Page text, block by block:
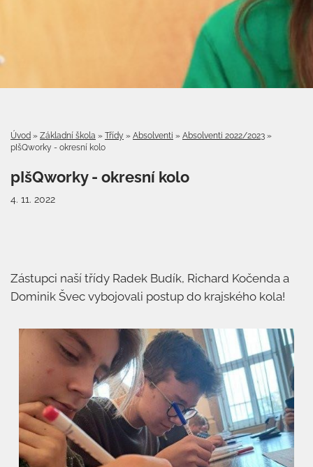
Úvod » Základní škola » Třídy » Absolventi » Absolventi 2022/2023 »
pIšQworky - okresní kolo
pIšQworky - okresní kolo
4. 11. 2022
Zástupci naší třídy Radek Budík, Richard Kočenda a
Dominik Švec vybojovali postup do krajského kola!